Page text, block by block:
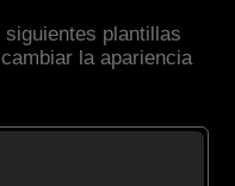
plantillas
la apariencia